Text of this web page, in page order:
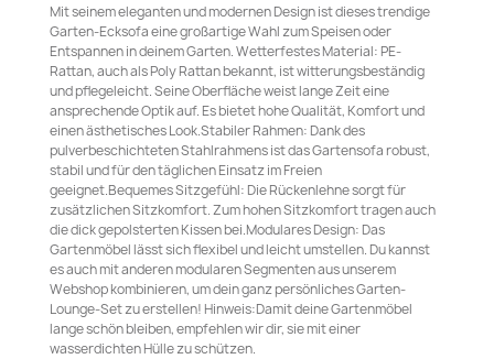
Mit seinem eleganten und modernen Design ist dieses trendige
Garten-Ecksofa eine großartige Wahl zum Speisen oder
Entspannen in deinem Garten. Wetterfestes Material: PE-
Rattan, auch als Poly Rattan bekannt, ist witterungsbeständig
und pflegeleicht. Seine Oberfläche weist lange Zeit eine
ansprechende Optik auf. Es bietet hohe Qualität, Komfort und
einen ästhetisches Look.Stabiler Rahmen: Dank des
pulverbeschichteten Stahlrahmens ist das Gartensofa robust,
stabil und für den täglichen Einsatz im Freien
geeignet.Bequemes Sitzgefühl: Die Rückenlehne sorgt für
zusätzlichen Sitzkomfort. Zum hohen Sitzkomfort tragen auch
die dick gepolsterten Kissen bei.Modulares Design: Das
Gartenmöbel lässt sich flexibel und leicht umstellen. Du kannst
es auch mit anderen modularen Segmenten aus unserem
Webshop kombinieren, um dein ganz persönliches Garten-
Lounge-Set zu erstellen! Hinweis:Damit deine Gartenmöbel
lange schön bleiben, empfehlen wir dir, sie mit einer
wasserdichten Hülle zu schützen.